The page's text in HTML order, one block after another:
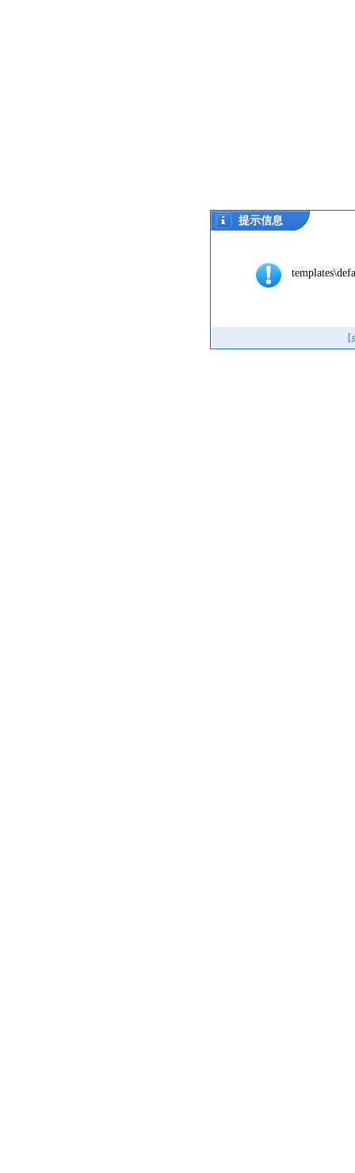
提示信息
[